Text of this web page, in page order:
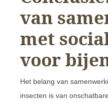
van
met
voor
Het belang van
insecten is van